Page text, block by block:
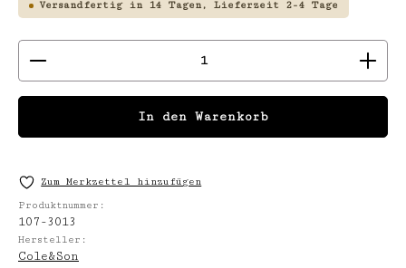
Versandfertig in 14 Tagen, Lieferzeit 2-4 Tage
Produkt Anzahl: Gib den gewünschten
In den Warenkorb
Zum Merkzettel hinzufügen
Produktnummer:
107-3013
Hersteller:
Cole&Son